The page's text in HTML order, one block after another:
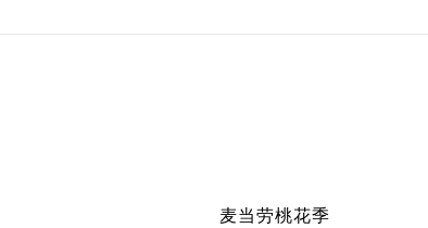
麦当劳桃花季